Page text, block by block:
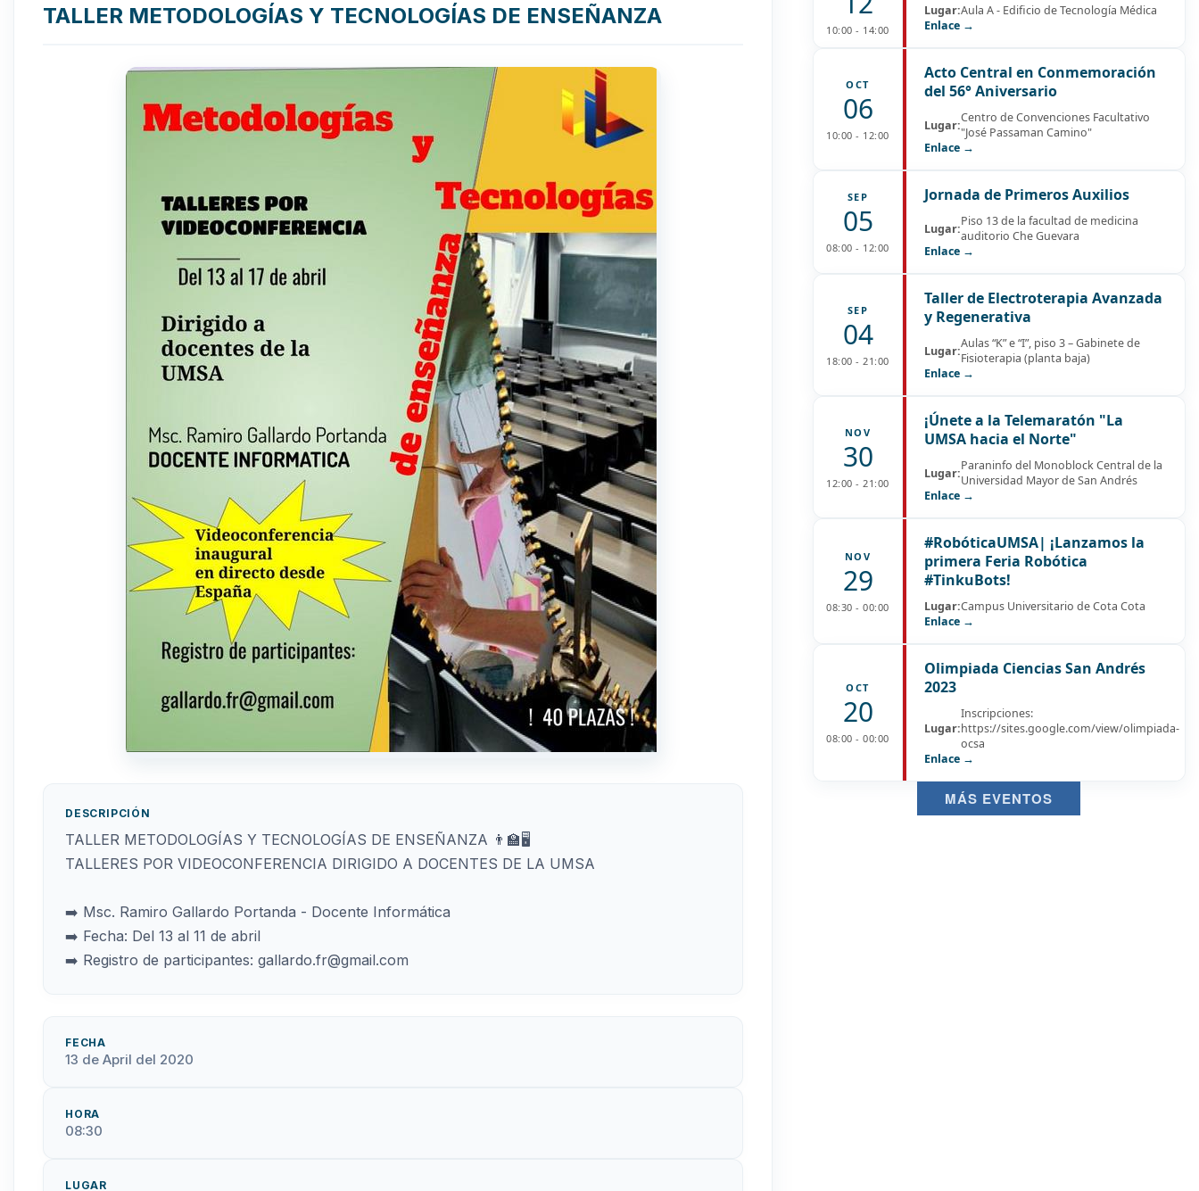
TALLER METODOLOGÍAS Y TECNOLOGÍAS DE ENSEÑANZA
DESCRIPCIÓN
TALLER METODOLOGÍAS Y TECNOLOGÍAS DE ENSEÑANZA 👨🏫🖥
TALLERES POR VIDEOCONFERENCIA DIRIGIDO A DOCENTES DE LA UMSA
➡️ Msc. Ramiro Gallardo Portanda - Docente Informática
➡️ Fecha: Del 13 al 11 de abril
➡️ Registro de participantes: gallardo.fr@gmail.com
FECHA
13 de April del 2020
HORA
08:30
LUGAR
10:00 - 14:00
Lugar:Aula A - Edificio de Tecnología Médica
Enlace →
OCT
06
10:00 - 12:00
Acto Central en Conmemoración
del 56° Aniversario
Lugar:Centro de Convenciones Facultativo
"José Passaman Camino"
Enlace →
SEP
05
08:00 - 12:00
Jornada de Primeros Auxilios
Lugar:Piso 13 de la facultad de medicina
auditorio Che Guevara
Enlace →
SEP
04
18:00 - 21:00
Taller de Electroterapia Avanzada
y Regenerativa
Lugar:Aulas “K” e “I”, piso 3 – Gabinete de
Fisioterapia (planta baja)
Enlace →
NOV
30
12:00 - 21:00
¡Únete a la Telemaratón "La
UMSA hacia el Norte"
Lugar:Paraninfo del Monoblock Central de la
Universidad Mayor de San Andrés
Enlace →
NOV
29
08:30 - 00:00
#RobóticaUMSA| ¡Lanzamos la
primera Feria Robótica
#TinkuBots!
Lugar:Campus Universitario de Cota Cota
Enlace →
OCT
20
08:00 - 00:00
Olimpiada Ciencias San Andrés
2023
Lugar:
Inscripciones:
https://sites.google.com/view/olimpiada-
ocsa
Enlace →
MÁS EVENTOS